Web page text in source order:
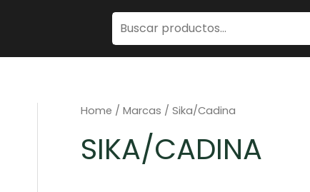
Home / Marcas / Sika/Cadina
SIKA/CADINA